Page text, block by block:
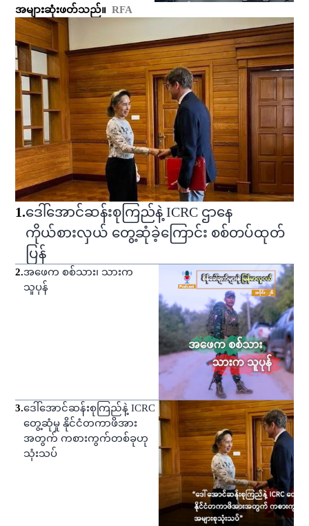
အများဆုံးဖတ်သည်။ RFA
1.ဒေါ်အောင်ဆန်းစုကြည်နဲ့ ICRC ဌာနေ
ကိုယ်စားလှယ် တွေ့ဆုံခဲ့ကြောင်း စစ်တပ်ထုတ်
ပြန်
2.အဖေက စစ်သား၊ သားက
သူပုန်
3.ဒေါ်အောင်ဆန်းစုကြည်နဲ့ ICRC
တွေ့ဆုံမှု နိုင်ငံတကာဖိအား
အတွက် ကစားကွက်တစ်ခုဟု
သုံးသပ်